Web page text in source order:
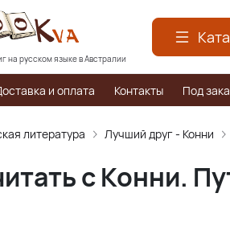
на русском языке в Австралии
и оплата Контакты Под
литература Лучший друг - Конни
с Конни.